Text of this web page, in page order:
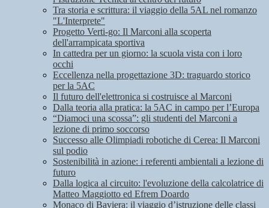
Tra storia e scrittura: il viaggio della 5AL nel romanzo
"L'Interprete"
Progetto Verti-go: Il Marconi alla scoperta
dell'arrampicata sportiva
In cattedra per un giorno: la scuola vista con i loro
occhi
Eccellenza nella progettazione 3D: traguardo storico
per la 5AC
Il futuro dell'elettronica si costruisce al Marconi
Dalla teoria alla pratica: la 5AC in campo per l’Europa
“Diamoci una scossa”: gli studenti del Marconi a
lezione di primo soccorso
Successo alle Olimpiadi robotiche di Cerea: Il Marconi
sul podio
Sostenibilità in azione: i referenti ambientali a lezione di
futuro
Dalla logica al circuito: l'evoluzione della calcolatrice di
Matteo Maggiotto ed Efrem Doardo
Monaco di Baviera: il viaggio d’istruzione delle classi